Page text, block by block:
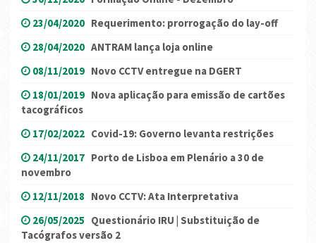
23/04/2020 Requerimento: prorrogação do lay-off
28/04/2020 ANTRAM lança loja online
08/11/2019 Novo CCTV entregue na DGERT
18/01/2019 Nova aplicação para emissão de cartões
tacográficos
17/02/2022 Covid-19: Governo levanta restrições
24/11/2017 Porto de Lisboa em Plenário a 30 de
novembro
12/11/2018 Novo CCTV: Ata Interpretativa
26/05/2025 Questionário IRU | Substituição de
Tacógrafos versão 2